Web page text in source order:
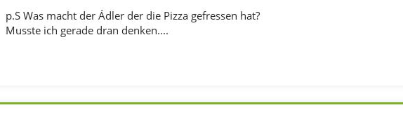
p.S Was macht der Ádler der die Pizza gefressen hat?
Musste ich gerade dran denken....